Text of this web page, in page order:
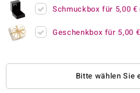
Collection
BY DE MELO
Schmuckbox für 5,00 €
Geschenkbox für 5,00 €
Bitte wählen Sie